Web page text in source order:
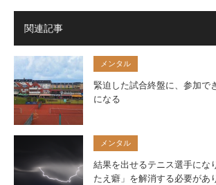
関連記事
メンタル
緊迫した試合終盤に、参加で
になる
メンタル
結果を出せるテニス選手にな
たえ癖」を解消する必要があ